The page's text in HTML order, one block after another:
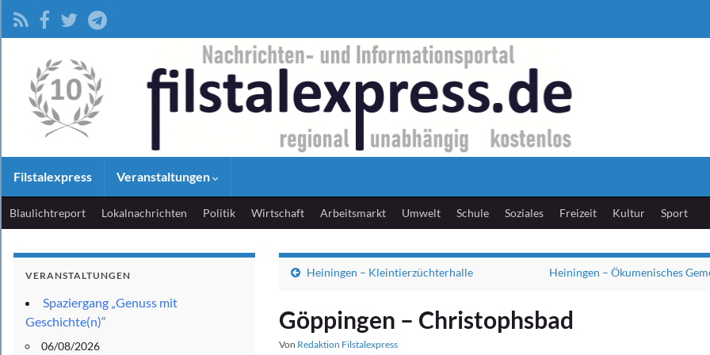
Filstalexpress Veranstaltungen
Blaulichtreport Lokalnachrichten Politik Wirtschaft Arbeitsmarkt Umwelt Schule Soziales Freizeit Kultur Sport
Heiningen – Kleintierzüchterhalle Heiningen – Ökumenisches
Göppingen – Christophsbad
Von Redaktion Filstalexpress
VERANSTALTUNGEN
Spaziergang „Genuss mit
Geschichte(n)“
06/08/2026